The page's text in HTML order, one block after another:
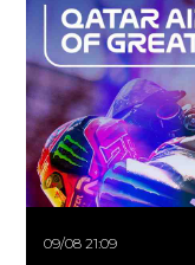
09/08 21:09